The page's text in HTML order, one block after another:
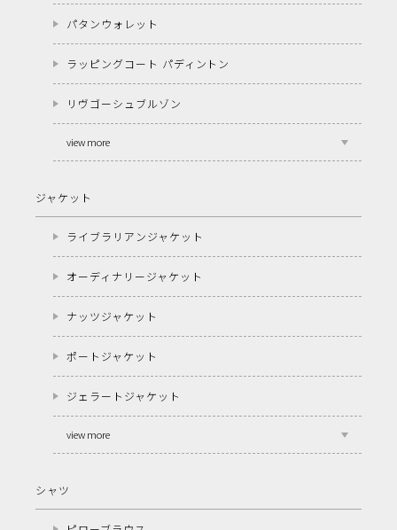
パタンウォレット
ラッピングコート パディントン
リヴゴーシュブルゾン
view more
ジャケット
ライブラリアンジャケット
オーディナリージャケット
ナッツジャケット
ポートジャケット
ジェラートジャケット
view more
シャツ